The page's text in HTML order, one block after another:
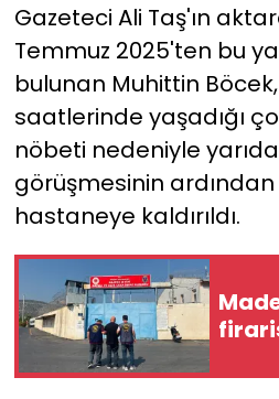
Gazeteci Ali Taş'ın
Temmuz 2025'ten bu
bulunan Muhittin
saatlerinde yaşadığı
nöbeti nedeniyle
görüşmesinin
hastaneye kaldırıldı.
SAĞLIK
Siyaset
SPOR
TEKNOLOJİ
Yaşam
YEREL POLİTİKA
YEREL YÖNETİMLER